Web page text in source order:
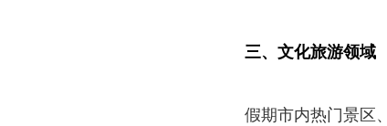
三、文化旅游领域
假期市内热门景区